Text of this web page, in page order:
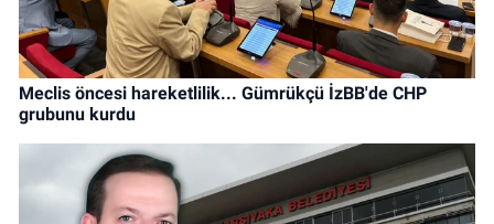
Meclis öncesi hareketlilik... Gümrükçü İzBB'de CHP
grubunu kurdu